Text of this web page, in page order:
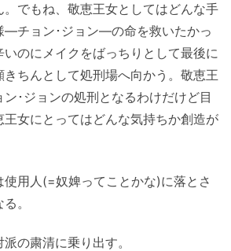
。でもね、敬恵王女としてはどんな手
—チョン･ジョン—の命を救いたかっ
のにメイクをばっちりとして最後に
きちんとして処刑場へ向かう。敬恵王
･ジョンの処刑となるわけだけど目
女にとってはどんな気持ちか創造が
使用人(=奴婢ってことかな)に落とさ
。
の粛清に乗り出す。